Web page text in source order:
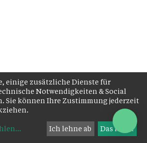
einige zusätzliche Dienste für
Notwendigkeiten & Social
Sie können Ihre Zustimmung jederzeit
... Ich lehne ab Das ist ok